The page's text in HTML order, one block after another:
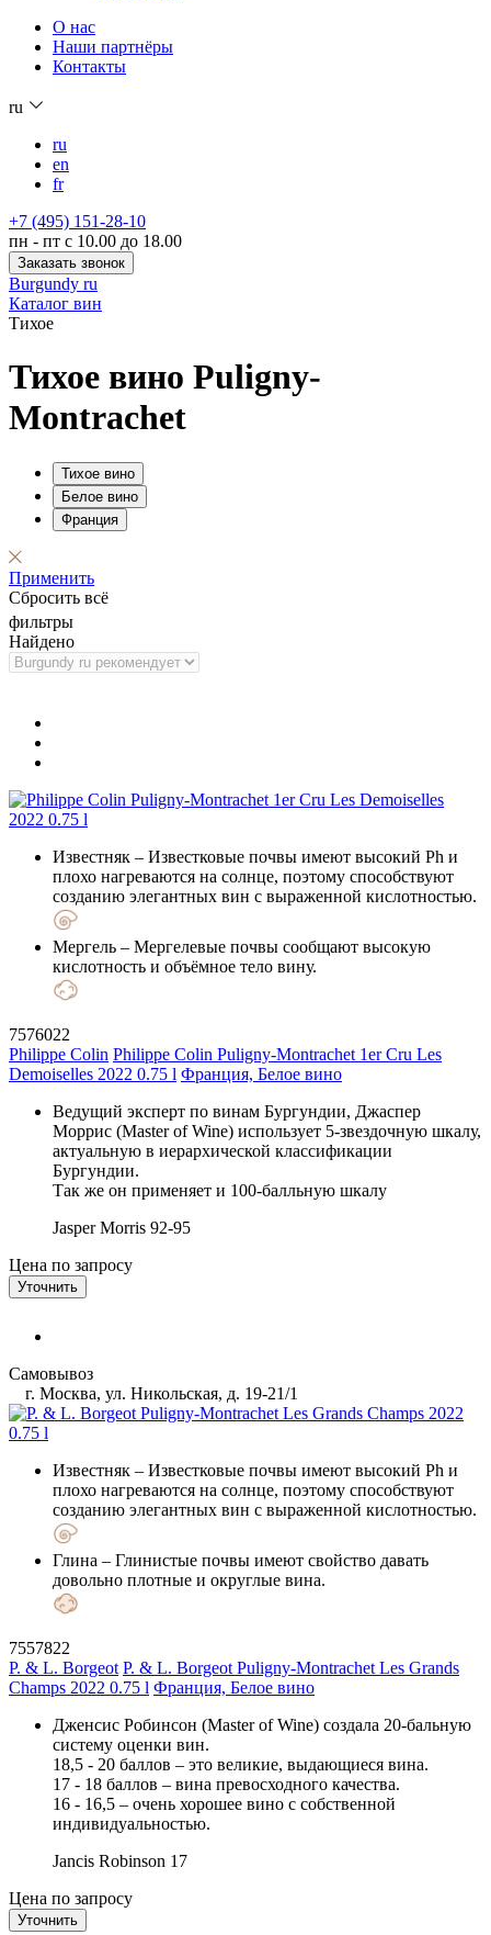
О нас
Наши партнёры
Контакты
ru
ru
en
fr
+7 (495) 151-28-10
пн - пт с 10.00 до 18.00
Заказать звонок
Burgundy ru
Каталог вин
Тихое
Тихое вино Puligny-
Montrachet
Тихое вино
Белое вино
Франция
Применить
Сбросить всё
фильтры
Найдено
Известняк – Известковые почвы имеют высокий Ph и
плохо нагреваются на солнце, поэтому способствуют
созданию элегантных вин с выраженной кислотностью.
Мергель – Мергелевые почвы сообщают высокую
кислотность и объёмное тело вину.
7576022
Philippe Colin Philippe Colin Puligny-Montrachet 1er Cru Les
Demoiselles 2022 0.75 l Франция, Белое вино
Ведущий эксперт по винам Бургундии, Джаспер
Моррис (Master of Wine) использует 5-звездочную шкалу,
актуальную в иерархической классификации
Бургундии.
Так же он применяет и 100-балльную шкалу
Jasper Morris 92-95
Цена по запросу
Уточнить
Самовывоз
г. Москва, ул. Никольская, д. 19-21/1
Известняк – Известковые почвы имеют высокий Ph и
плохо нагреваются на солнце, поэтому способствуют
созданию элегантных вин с выраженной кислотностью.
Глина – Глинистые почвы имеют свойство давать
довольно плотные и округлые вина.
7557822
P. & L. Borgeot P. & L. Borgeot Puligny-Montrachet Les Grands
Champs 2022 0.75 l Франция, Белое вино
Дженсис Робинсон (Master of Wine) создала 20-бальную
систему оценки вин.
18,5 - 20 баллов – это великие, выдающиеся вина.
17 - 18 баллов – вина превосходного качества.
16 - 16,5 – очень хорошее вино с собственной
индивидуальностью.
Jancis Robinson 17
Цена по запросу
Уточнить